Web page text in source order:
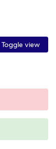
Toggle view